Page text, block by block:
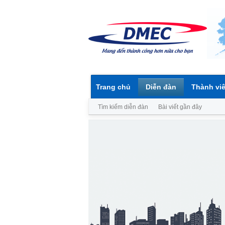
Trang chủ Diễn đàn
Tìm kiếm diễn đàn Bài viết gần đây
Thành